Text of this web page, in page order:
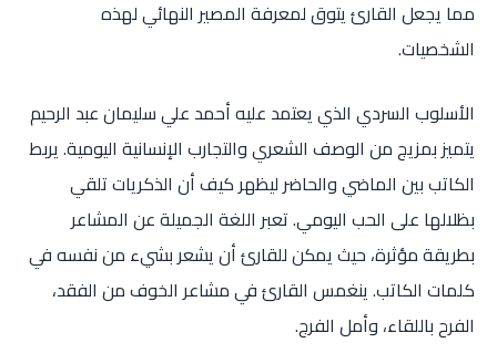
مما يجعل القارئ يتوق لمعرفة المصير النهائي لهذه
الشخصيات.
الأسلوب السردي الذي يعتمد عليه أحمد علي سليمان عبد الرحيم
يتميز بمزيج من الوصف الشعري والتجارب الإنسانية اليومية. يربط
الكاتب بين الماضي والحاضر ليظهر كيف أن الذكريات تلقي
بظلالها على الحب اليومي. تعبر اللغة الجميلة عن المشاعر
بطريقة مؤثرة، حيث يمكن للقارئ أن يشعر بشيء من نفسه في
كلمات الكاتب. ينغمس القارئ في مشاعر الخوف من الفقد،
الفرح باللقاء، وأمل الفرج.